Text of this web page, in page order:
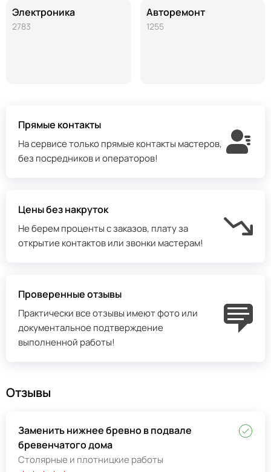
Электроника
2783
Авторемонт
1255
Прямые контакты
На сервисе только прямые контакты мастеров,
без посредников и операторов!
Цены без накруток
Не берем проценты с заказов, плату за
открытие контактов или звонки мастерам!
Проверенные отзывы
Практически все отзывы имеют фото или
документальное подтверждение
выполненной работы!
Отзывы
Заменить нижнее бревно в подвале
бревенчатого дома
Столярные и плотницкие работы